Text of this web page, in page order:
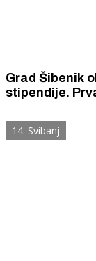
Grad Šibenik
stipendije.
studenata
14. Svibanj